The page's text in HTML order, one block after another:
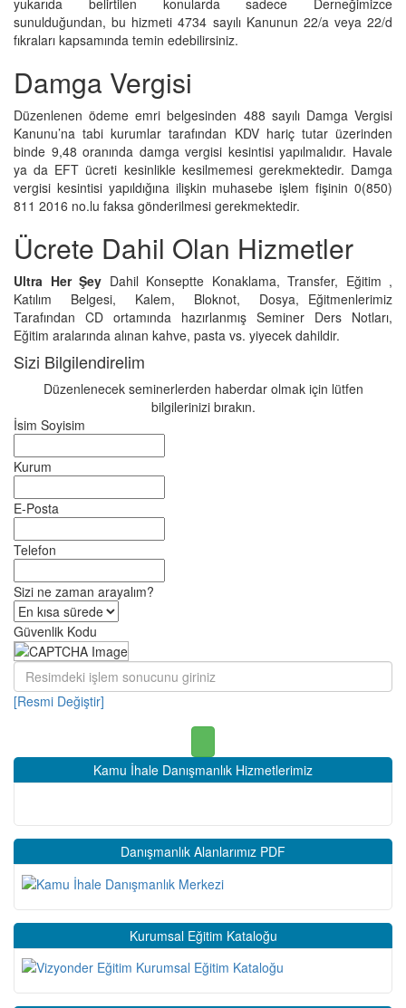
yukarıda belirtilen konularda sadece Derneğimizce
sunulduğundan, bu hizmeti 4734 sayılı Kanunun 22/a veya 22/d
fıkraları kapsamında temin edebilirsiniz.
Damga Vergisi
Düzenlenen ödeme emri belgesinden 488 sayılı Damga Vergisi
Kanunu’na tabi kurumlar tarafından KDV hariç tutar üzerinden
binde 9,48 oranında damga vergisi kesintisi yapılmalıdır. Havale
ya da EFT ücreti kesinlikle kesilmemesi gerekmektedir. Damga
vergisi kesintisi yapıldığına ilişkin muhasebe işlem fişinin 0(850)
811 2016 no.lu faksa gönderilmesi gerekmektedir.
Ücrete Dahil Olan Hizmetler
Ultra Her Şey Dahil Konseptte Konaklama, Transfer, Eğitim ,
Katılım Belgesi, Kalem, Bloknot, Dosya, Eğitmenlerimiz
Tarafından CD ortamında hazırlanmış Seminer Ders Notları,
Eğitim aralarında alınan kahve, pasta vs. yiyecek dahildir.
Sizi Bilgilendirelim
Düzenlenecek seminerlerden haberdar olmak için lütfen
bilgilerinizi bırakın.
İsim Soyisim
Kurum
E-Posta
Telefon
Sizi ne zaman arayalım?
Güvenlik Kodu
[Resmi Değiştir]
Kamu İhale Danışmanlık Hizmetlerimiz
Danışmanlık Alanlarımız PDF
Kurumsal Eğitim Kataloğu